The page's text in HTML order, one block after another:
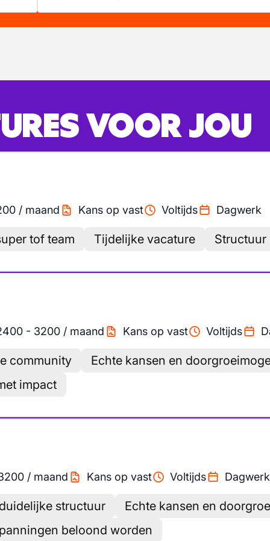
VOOR JOU
/ maand Kans op vast Voltijds Dagwerk
tof team Tijdelijke vacature Structuur
- 3200 / maand Kans op vast Voltijds
community
Echte kansen en
impact
/ maand Kans op vast Voltijds Dagwerk
structuur
Echte kansen en
beloond worden